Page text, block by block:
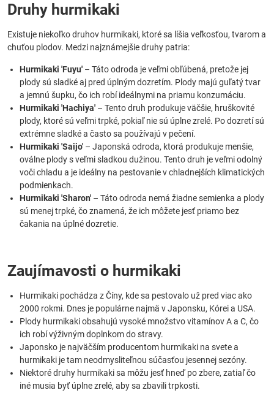
Druhy hurmikaki
Existuje niekoľko druhov hurmikaki, ktoré sa líšia veľkosťou, tvarom a
chuťou plodov. Medzi najznámejšie druhy patria:
Hurmikaki 'Fuyu' – Táto odroda je veľmi obľúbená, pretože jej
plody sú sladké aj pred úplným dozretím. Plody majú guľatý tvar
a jemnú šupku, čo ich robí ideálnymi na priamu konzumáciu.
Hurmikaki 'Hachiya' – Tento druh produkuje väčšie, hruškovité
plody, ktoré sú veľmi trpké, pokiaľ nie sú úplne zrelé. Po dozretí sú
extrémne sladké a často sa používajú v pečení.
Hurmikaki 'Saijo' – Japonská odroda, ktorá produkuje menšie,
oválne plody s veľmi sladkou dužinou. Tento druh je veľmi odolný
voči chladu a je ideálny na pestovanie v chladnejších klimatických
podmienkach.
Hurmikaki 'Sharon' – Táto odroda nemá žiadne semienka a plody
sú menej trpké, čo znamená, že ich môžete jesť priamo bez
čakania na úplné dozretie.
Zaujímavosti o hurmikaki
Hurmikaki pochádza z Číny, kde sa pestovalo už pred viac ako
2000 rokmi. Dnes je populárne najmä v Japonsku, Kórei a USA.
Plody hurmikaki obsahujú vysoké množstvo vitamínov A a C, čo
ich robí výživným doplnkom do stravy.
Japonsko je najväčším producentom hurmikaki na svete a
hurmikaki je tam neodmysliteľnou súčasťou jesennej sezóny.
Niektoré druhy hurmikaki sa môžu jesť hneď po zbere, zatiaľ čo
iné musia byť úplne zrelé, aby sa zbavili trpkosti.